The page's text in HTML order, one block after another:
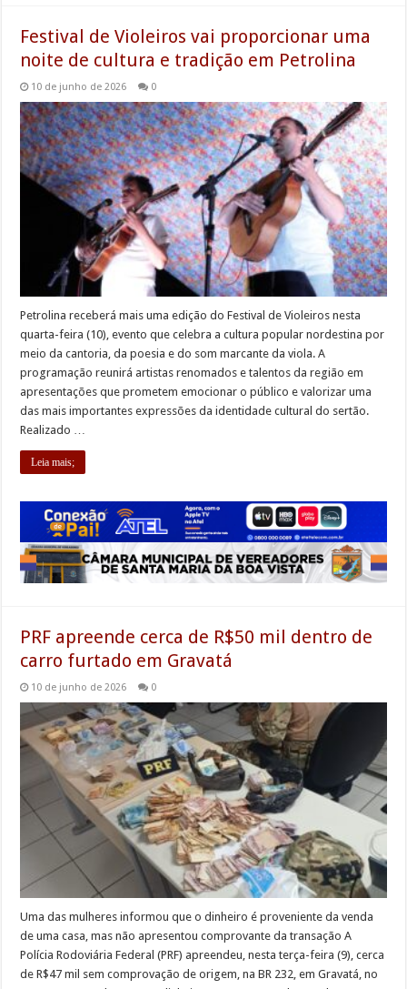
Festival de Violeiros vai proporcionar uma
noite de cultura e tradição em Petrolina
10 de junho de 2026 0
Petrolina receberá mais uma edição do Festival de Violeiros nesta
quarta-feira (10), evento que celebra a cultura popular nordestina por
meio da cantoria, da poesia e do som marcante da viola. A
programação reunirá artistas renomados e talentos da região em
apresentações que prometem emocionar o público e valorizar uma
das mais importantes expressões da identidade cultural do sertão.
Realizado …
Leia mais;
PRF apreende cerca de R$50 mil dentro de
carro furtado em Gravatá
10 de junho de 2026 0
Uma das mulheres informou que o dinheiro é proveniente da venda
de uma casa, mas não apresentou comprovante da transação A
Polícia Rodoviária Federal (PRF) apreendeu, nesta terça-feira (9), cerca
de R$47 mil sem comprovação de origem, na BR 232, em Gravatá, no